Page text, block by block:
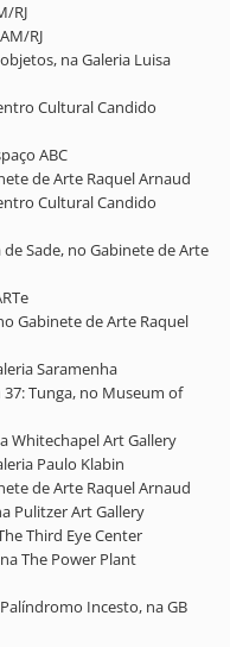
RJ
RJ
na Galeria Luisa
Cultural Candido
ABC
de Arte Raquel Arnaud
Cultural Candido
de Sade, no Gabinete de Arte
Gabinete de Arte Raquel
Saramenha
Tunga, no Museum of
Whitechapel Art Gallery
Paulo Klabin
de Arte Raquel Arnaud
Pulitzer Art Gallery
Third Eye Center
The Power Plant
Incesto, na GB